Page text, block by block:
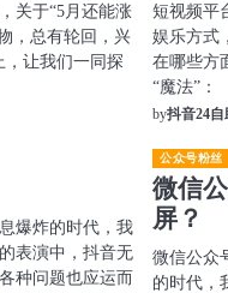
关于“5月还能涨
，总有轮回，兴
，让我们一同探
短视频平
娱乐方式
在哪些方
“魔法”：
by抖音24
爆炸的时代，我
表演中，抖音无
种问题也应运而
公众号粉丝
微信
屏？
微信公众
的时代，